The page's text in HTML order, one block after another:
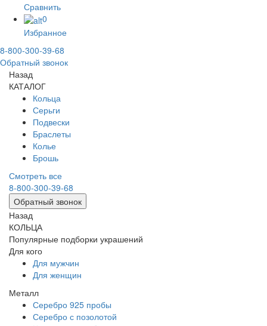
Сравнить
0
Избранное
8-800-300-39-68
Обратный звонок
Назад
КАТАЛОГ
Кольца
Серьги
Подвески
Браслеты
Колье
Брошь
Смотреть все
8-800-300-39-68
Обратный звонок
Назад
КОЛЬЦА
Популярные подборки украшений
Для кого
Для мужчин
Для женщин
Металл
Серебро 925 пробы
Серебро с позолотой